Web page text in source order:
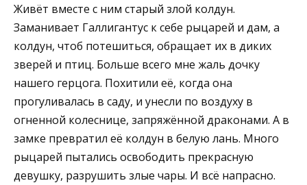
Живёт вместе с ним старый злой колдун.
Заманивает Галлигантус к себе рыцарей и дам, а
колдун, чтоб потешиться, обращает их в диких
зверей и птиц. Больше всего мне жаль дочку
нашего герцога. Похитили её, когда она
прогуливалась в саду, и унесли по воздуху в
огненной колеснице, запряжённой драконами. А в
замке превратил её колдун в белую лань. Много
рыцарей пытались освободить прекрасную
девушку, разрушить злые чары. И всё напрасно.